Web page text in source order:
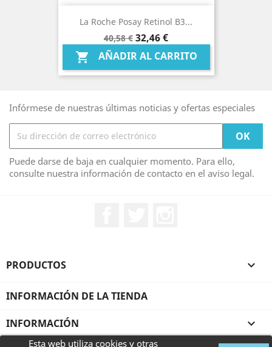
Esta web utiliza cookies y otras
La Roche Posay Retinol B3...
Precio
base
40,58 € Precio
32,46 €
 AÑADIR AL CARRITO
Infórmese de nuestras últimas noticias y ofertas especiales
Puede darse de baja en cualquier momento. Para ello,
consulte nuestra información de contacto en el aviso legal.
PRODUCTOS 
INFORMACIÓN DE LA TIENDA
INFORMACIÓN 